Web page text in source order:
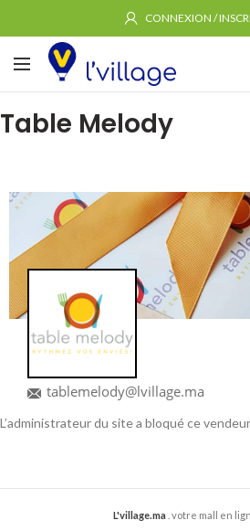
CONNEXION /
Table Melody
tablemelody@lvillage.ma
L’administrateur du site a bloqué ce vendeur
L'village.ma. votre mall en